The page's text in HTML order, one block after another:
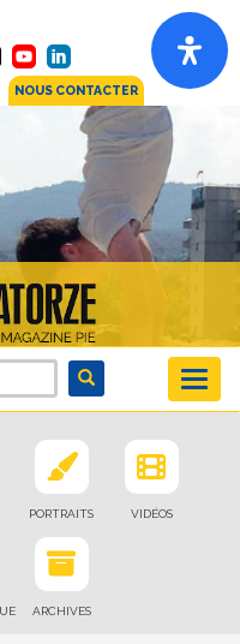
NOUS CONTACTER
PORTRAITS VIDÉOS
ARCHIVES